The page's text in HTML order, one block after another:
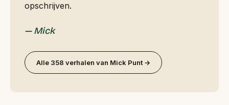
opschrijven.
— Mick
Alle 358 verhalen van Mick Punt →